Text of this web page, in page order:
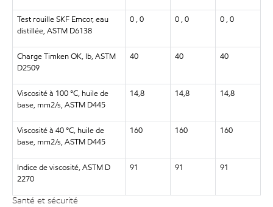
Test rouille SKF Emcor, eau
distillée, ASTM D6138
0 , 0 0 , 0 0 , 0
Charge Timken OK, lb, ASTM
D2509
40 40 40
Viscosité à 100 °C, huile de
base, mm2/s, ASTM D445
14,8 14,8 14,8
Viscosité à 40 °C, huile de
base, mm2/s, ASTM D445
160 160 160
Indice de viscosité, ASTM D
2270
91 91 91
Santé et sécurité